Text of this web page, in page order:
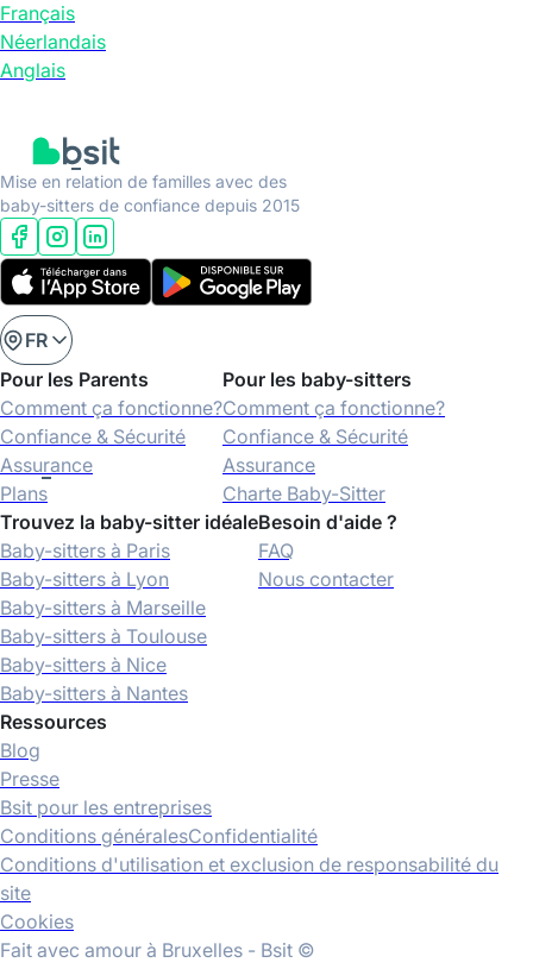
Français
Néerlandais
Anglais
Mise en relation de familles avec des
baby-sitters de confiance depuis 2015
FR
Pour les Parents
Comment ça fonctionne?
Confiance & Sécurité
Assurance
Plans
Pour les baby-sitters
Comment ça fonctionne?
Confiance & Sécurité
Assurance
Charte Baby-Sitter
Trouvez la baby-sitter idéale
Baby-sitters à Paris
Baby-sitters à Lyon
Baby-sitters à Marseille
Baby-sitters à Toulouse
Baby-sitters à Nice
Baby-sitters à Nantes
Besoin d'aide ?
FAQ
Nous contacter
Ressources
Blog
Presse
Bsit pour les entreprises
Fait avec amour à Bruxelles - Bsit ©
Conditions généralesConfidentialité
Conditions d'utilisation et exclusion de responsabilité du
site
Cookies